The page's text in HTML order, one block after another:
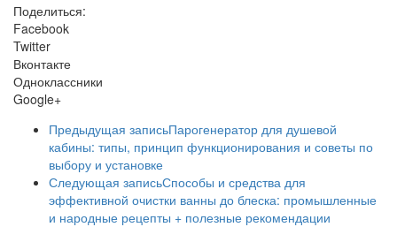
Поделиться:
Facebook
Twitter
Вконтакте
Одноклассники
Google+
Предыдущая записьПарогенератор для душевой
кабины: типы, принцип функционирования и советы по
выбору и установке
Следующая записьСпособы и средства для
эффективной очистки ванны до блеска: промышленные
и народные рецепты + полезные рекомендации